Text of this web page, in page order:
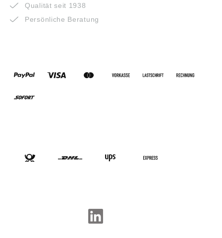
Qualität seit 1938
Persönliche Beratung